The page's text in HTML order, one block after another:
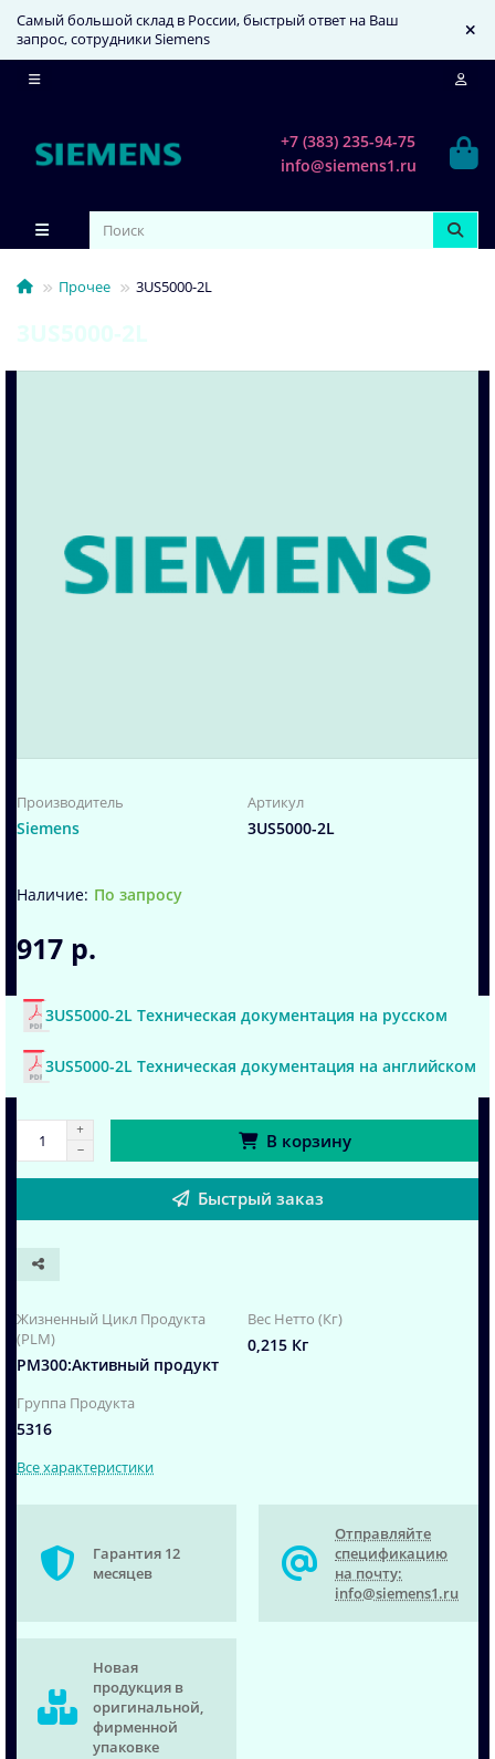
Самый большой склад в России, быстрый ответ на Ваш
запрос, сотрудники Siemens
+7 (383) 235-94-75
info@siemens1.ru
Прочее 3US5000-2L
3US5000-2L
Производитель
Siemens
Артикул
3US5000-2L
По запросу
917 р.
3US5000-2L Техническая документация на русском
3US5000-2L Техническая документация на английском
В корзину
Быстрый заказ
Жизненный Цикл Продукта
(PLM)
PM300:Активный продукт
Вес Нетто (Кг)
0,215 Кг
Группа Продукта
5316
Все характеристики
Гарантия 12
месяцев
Отправляйте
спецификацию
на почту:
info@siemens1.ru
Новая
продукция в
оригинальной,
фирменной
упаковке